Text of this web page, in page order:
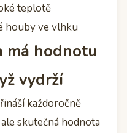
teplotě
houby ve vlhku
má hodnotu
vydrží
každoročně
skutečná hodnota